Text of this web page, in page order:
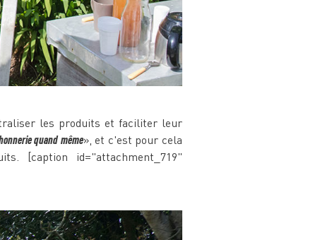
les produits et faciliter leur
quand même», et c'est pour cela
[caption id="attachment_719"